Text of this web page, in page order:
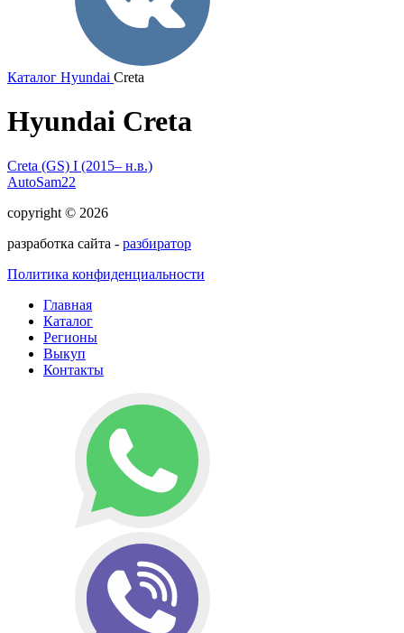
Каталог Hyundai Creta
Hyundai Creta
Creta (GS) I (2015– н.в.)
AutoSam22
copyright © 2026
разработка сайта - разбиратор
Политика конфиденциальности
Главная
Каталог
Регионы
Выкуп
Контакты